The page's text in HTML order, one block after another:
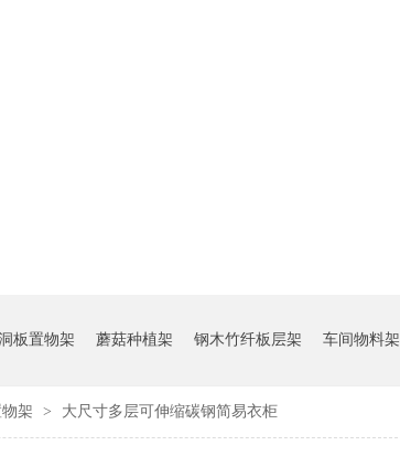
板置物架 蘑菇种植架 钢木竹纤板层架 车间物料架
架 > 大尺寸多层可伸缩碳钢简易衣柜